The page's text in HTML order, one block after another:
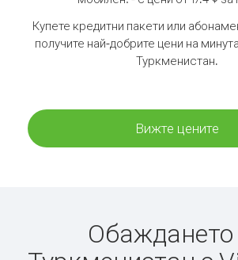
Купете кредитни пакети или
получите най-добрите цени на
Туркменистан.
Вижте цените
Обаждането